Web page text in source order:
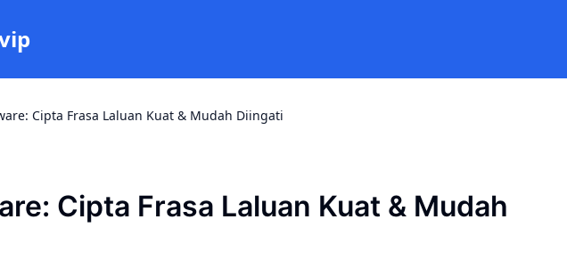
Cipta Frasa Laluan Kuat & Mudah Diingati
Cipta Frasa Laluan Kuat & Mudah